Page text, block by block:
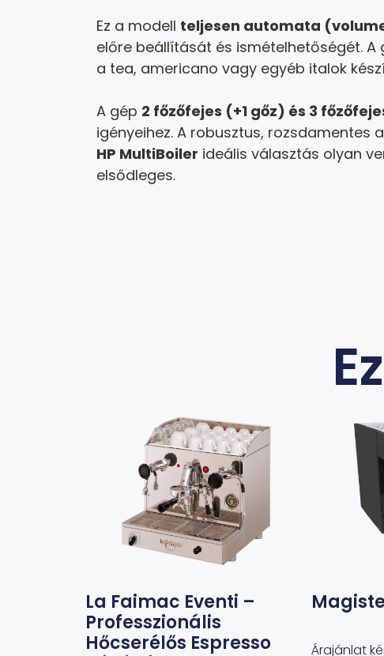
Ez a modell teljesen automata
előre beállítását és ismételhetőségét.
a tea, americano vagy egyéb italok
A gép 2 főzőfejes (+1 gőz) és 3
igényeihez. A robusztus,
HP MultiBoiler ideális választás olyan
elsődleges.
La Faimac Eventi –
Professzionális
Hőcserélős Espresso
Árajánlat